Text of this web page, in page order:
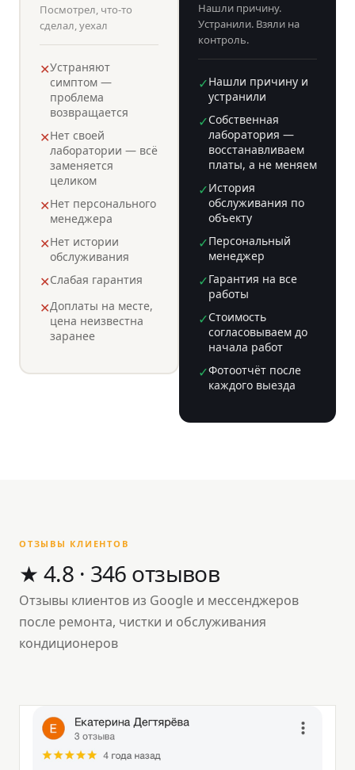
Посмотрел, что-то
сделал, уехал
✕Устраняют
симптом —
проблема
возвращается
✕Нет своей
лаборатории — всё
заменяется
целиком
✕Нет персонального
менеджера
✕Нет истории
обслуживания
✕Слабая гарантия
✕Доплаты на месте,
цена неизвестна
заранее
Нашли причину.
Устранили. Взяли на
контроль.
✓Нашли причину и
устранили
✓Собственная
лаборатория —
восстанавливаем
платы, а не меняем
✓История
обслуживания по
объекту
✓Персональный
менеджер
✓Гарантия на все
работы
✓Стоимость
согласовываем до
начала работ
✓Фотоотчёт после
каждого выезда
ОТЗЫВЫ КЛИЕНТОВ
★ 4.8 · 346 отзывов
Отзывы клиентов из Google и мессенджеров
после ремонта, чистки и обслуживания
кондиционеров